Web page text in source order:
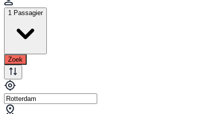
1 Passagier
Zoek